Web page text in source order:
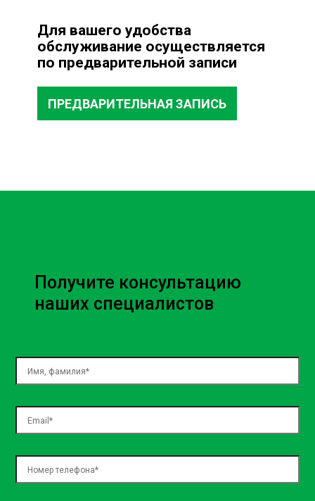
Для вашего удобства
обслуживание осуществляется
по предварительной записи
ПРЕДВАРИТЕЛЬНАЯ ЗАПИСЬ
Получите консультацию
наших специалистов